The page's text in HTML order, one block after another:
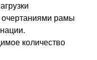
очертаниями рамы
количество